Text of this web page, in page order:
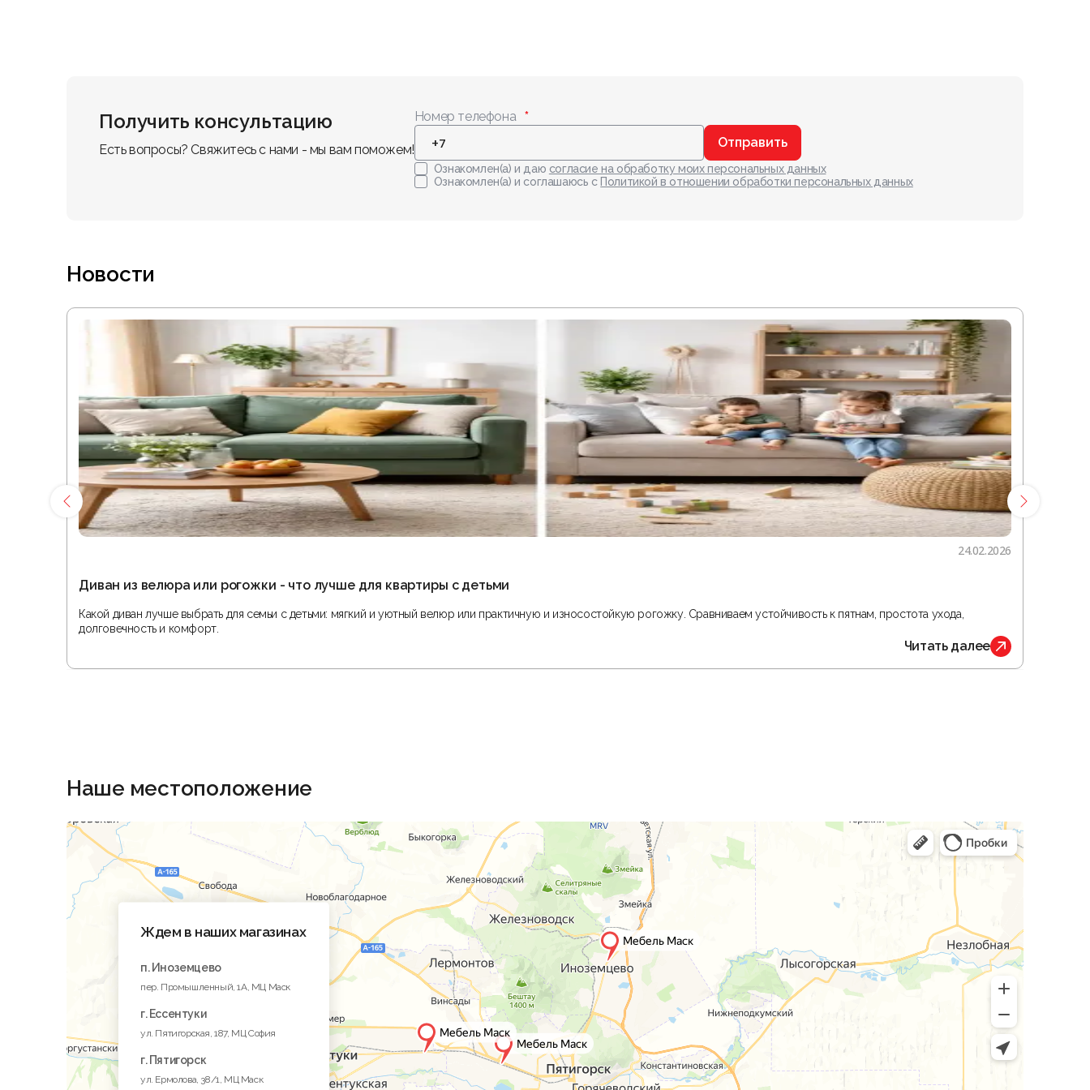
Получить консультацию
Есть вопросы? Свяжитесь с нами - мы вам поможем!
Номер телефона
Отправить
Ознакомлен(а) и даю согласие на обработку моих персональных данных
Ознакомлен(а) и соглашаюсь с Политикой в отношении обработки персональных данных
Новости
24.02.2026
Диван из велюра или рогожки - что лучше для квартиры с детьми
Какой диван лучше выбрать для семьи с детьми: мягкий и уютный велюр или практичную и износостойкую рогожку. Сравниваем устойчивость к пятнам, простота ухода,
долговечность и комфорт.
Читать далее
Наше местоположение
Ждем в наших магазинах
п. Иноземцево
пер. Промышленный, 1A, МЦ Маск
г. Ессентуки
ул. Пятигорская, 187, МЦ София
г. Пятигорск
ул. Ермолова, 38/1, МЦ Маск